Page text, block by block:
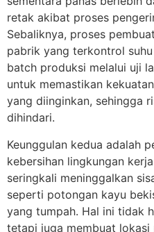
retak akibat proses
Sebaliknya, proses
pabrik yang terkontrol
batch produksi melalui uji
untuk memastikan
yang diinginkan, sehingga
dihindari.
Keunggulan kedua adalah
kebersihan lingkungan
seringkali meninggalkan
seperti potongan kayu
yang tumpah. Hal ini tidak
tetapi juga membuat